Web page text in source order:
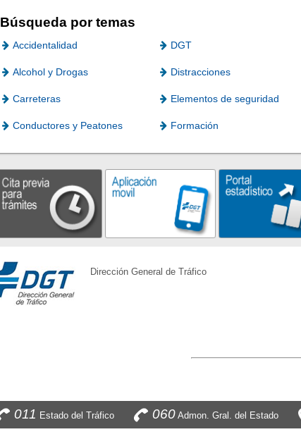
Búsqueda por temas
Accidentalidad DGT
Alcohol y Drogas Distracciones
Carreteras Elementos de seguridad
Conductores y Peatones Formación
Dirección General de Tráfico
011 Estado del Tráfico 060Admon. Gral. del Estado